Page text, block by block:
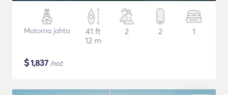
Motorna jahta
41 ft
12 m
2 2 1
$1,837 /noč